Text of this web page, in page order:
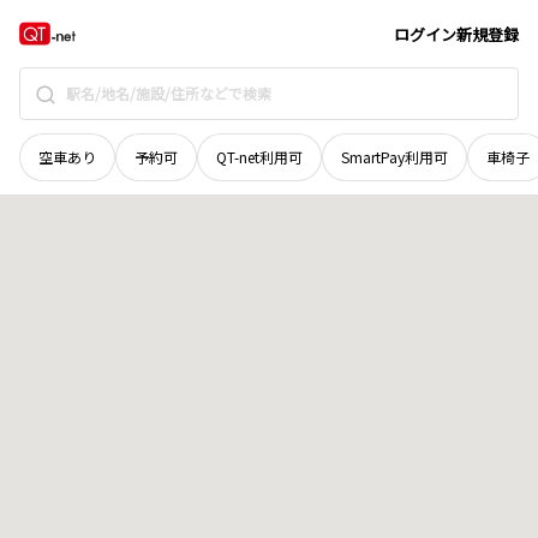
ログイン新規登録
空車あり 予約可 QT-net利用可 SmartPay利用可 車椅子
奈良県